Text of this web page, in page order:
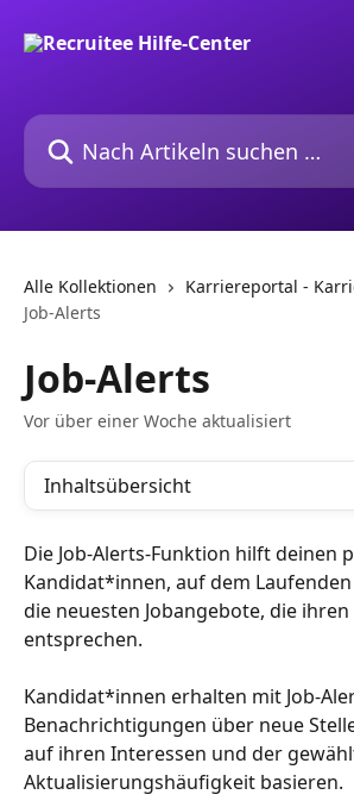
Nach Artikeln suchen …
Alle Kollektionen
Karriereportal -
Job-Alerts
Job-Alerts
Vor über einer Woche aktualisiert
Inhaltsübersicht
Die Job-Alerts-Funktion hilft deinen
Kandidat*innen, auf dem
die neuesten Jobangebote, die
entsprechen.
Kandidat*innen erhalten mit Job-
Benachrichtigungen über neue
auf ihren Interessen und der
Aktualisierungshäufigkeit basieren.